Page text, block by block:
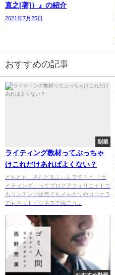
直之[著]）』の紹介
2021年7月25日
おすすめの記事
副業
ライティング教材ってぶっちゃ
けこれだけあればよくない？
どもども、さむどるふぃんです＾＾ 「ラ
イティング」ってブログアフィリエイトで
もコンテンツ販売でもメルカリやココナラ
でもネットビジネスで稼ごう...